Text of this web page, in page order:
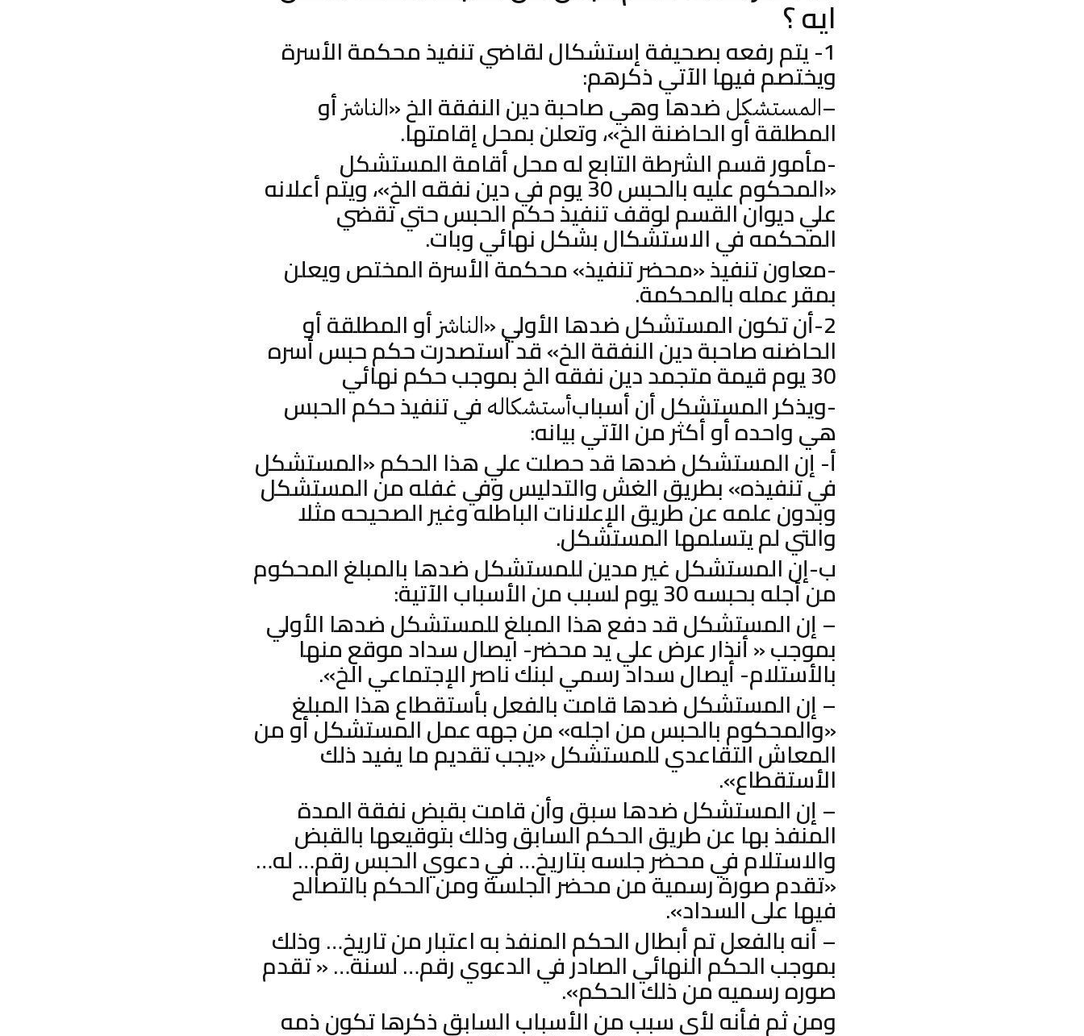
ايه ؟
1- يتم رفعه بصحيفة إستشكال لقاضي تنفيذ محكمة الأسرة
ويختصم فيها الآتي ذكرهم:
–المستشكل ضدها وهي صاحبة دين النفقة الخ «الناشزأو
المطلقة أو الحاضنة الخ»، وتعلن بمحل إقامتها.
-مأمور قسم الشرطة التابع له محل أقامة المستشكل
«المحكوم عليه بالحبس 30 يوم في دين نفقه الخ»، ويتم أعلانه
علي ديوان القسم لوقف تنفيذ حكم الحبس حتي تقضي
المحكمه في الاستشكال بشكل نهائي وبات.
-معاون تنفيذ «محضر تنفيذ» محكمة الأسرة المختص ويعلن
بمقر عمله بالمحكمة.
2-أن تكون المستشكل ضدها الأولي « الناشزأو المطلقة أو
الحاضنه صاحبة دين النفقة الخ» قد أستصدرت حكم حبس أسره
30 يوم قيمة متجمد دين نفقه الخ بموجب حكم نهائي
-ويذكر المستشكل أن أسبابأستشكاله في تنفيذ حكم الحبس
هي واحده أو أكثر من الآتي بيانه:
أ- إن المستشكل ضدها قد حصلت علي هذا الحكم «المستشكل
في تنفيذه» بطريق الغش والتدليس وفي غفله من المستشكل
وبدون علمه عن طريق الإعلانات الباطله وغير الصحيحه مثلا
والتي لم يتسلمها المستشكل.
ب-إن المستشكل غير مدين للمستشكل ضدها بالمبلغ المحكوم
من أجله بحبسه 30 يوم لسبب من الأسباب الآتية:
– إن المستشكل قد دفع هذا المبلغ للمستشكل ضدها الأولي
بموجب « أنذار عرض علي يد محضر- ايصال سداد موقع منها
بالأستلام- أيصال سداد رسمي لبنك ناصر الإجتماعي الخ».
– إن المستشكل ضدها قامت بالفعل بأستقطاع هذا المبلغ
«والمحكوم بالحبس من اجله» من جهه عمل المستشكل أو من
المعاش التقاعدي للمستشكل «يجب تقديم ما يفيد ذلك
الأستقطاع».
– إن المستشكل ضدها سبق وأن قامت بقبض نفقة المدة
المنفذ بها عن طريق الحكم السابق وذلك بتوقيعها بالقبض
والاستلام في محضر جلسه بتاريخ… في دعوي الحبس رقم… له…
«تقدم صورة رسمية من محضر الجلسة ومن الحكم بالتصالح
فيها على السداد».
– أنه بالفعل تم أبطال الحكم المنفذ به اعتبار من تاريخ… وذلك
بموجب الحكم النهائي الصادر في الدعوي رقم… لسنة… « تقدم
صوره رسميه من ذلك الحكم».
ومن ثم فأنه لأي سبب من الأسباب السابق ذكرها تكون ذمه